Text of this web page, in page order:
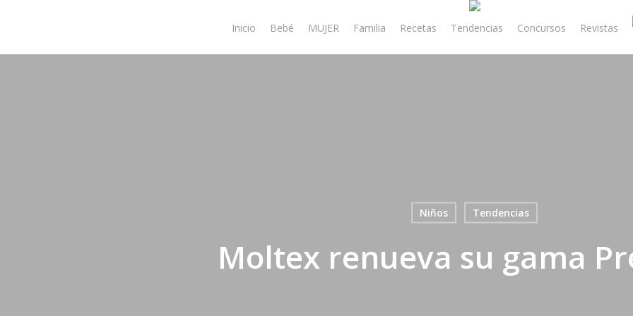
Inicio Bebé MUJER Familia Recetas Tendencias Concursos Revistas
Niños Tendencias
Moltex renueva su gama